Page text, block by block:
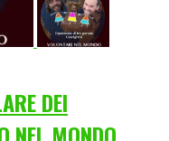
DEI
NEL MONDO